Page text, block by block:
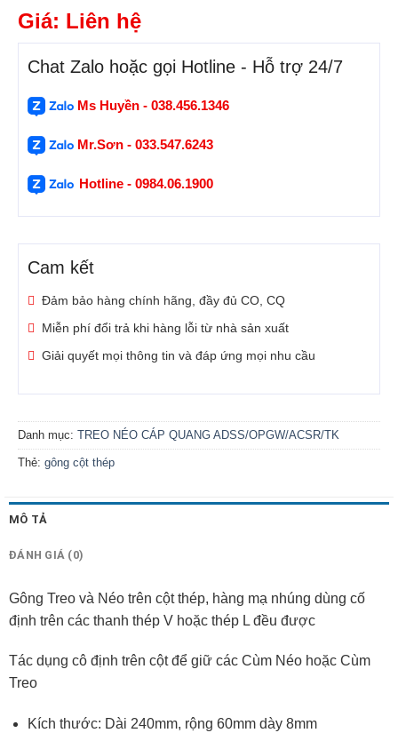
Giá: Liên hệ
Chat Zalo hoặc gọi Hotline - Hỗ trợ 24/7
Ms Huyền - 038.456.1346
Mr.Sơn - 033.547.6243
Hotline - 0984.06.1900
Cam kết
Đảm bảo hàng chính hãng, đầy đủ CO, CQ
Miễn phí đổi trả khi hàng lỗi từ nhà sản xuất
Giải quyết mọi thông tin và đáp ứng mọi nhu cầu
Danh mục: TREO NÉO CÁP QUANG ADSS/OPGW/ACSR/TK
Thẻ: gông cột thép
MÔ TẢ
ĐÁNH GIÁ (0)
Gông Treo và Néo trên cột thép, hàng mạ nhúng dùng cố
định trên các thanh thép V hoặc thép L đều được
Tác dụng cô định trên cột để giữ các Cùm Néo hoặc Cùm
Treo
Kích thước: Dài 240mm, rộng 60mm dày 8mm